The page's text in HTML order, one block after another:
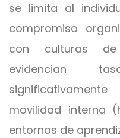
se limita al
compromiso
con culturas de
evidencian
movilidad interna
entornos de